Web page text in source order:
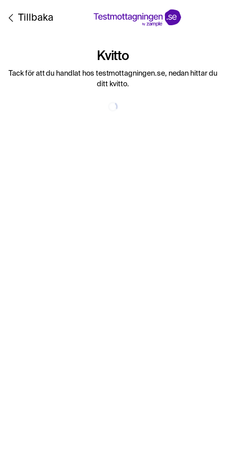
Tillbaka
Kvitto
Tack för att du handlat hos testmottagningen.se, nedan hittar du
ditt kvitto.